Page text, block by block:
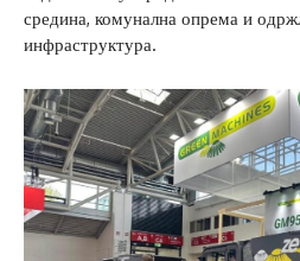
средина, комунална опрема и
инфраструктура.